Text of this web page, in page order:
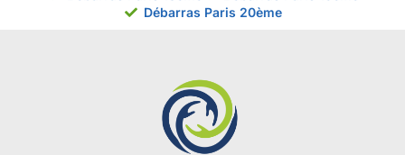
Débarras Paris 20ème